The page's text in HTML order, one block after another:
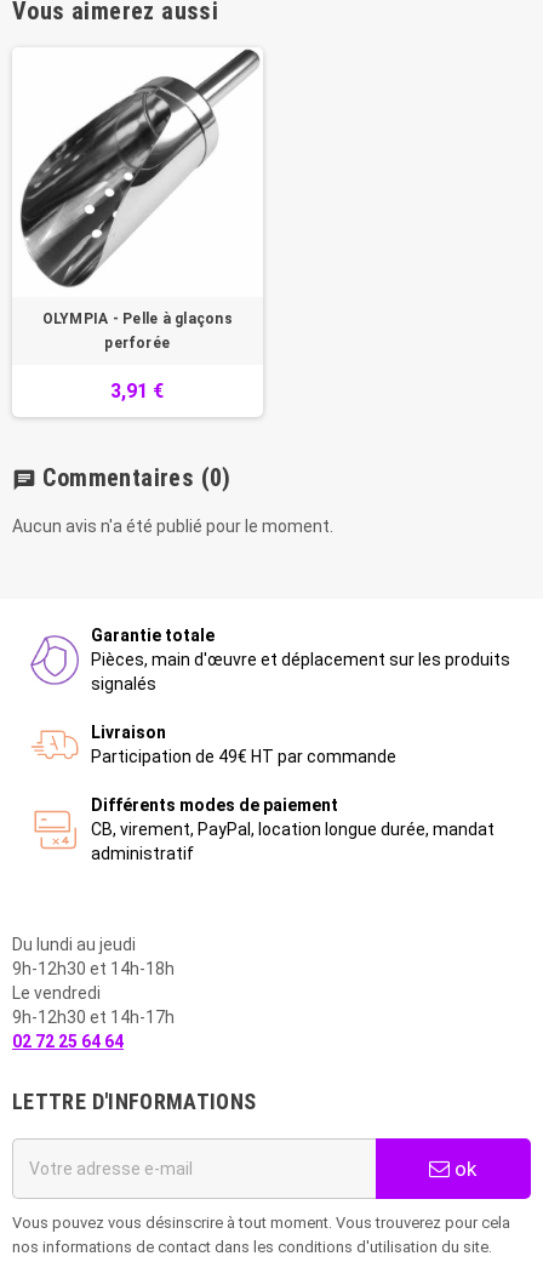
Vous aimerez aussi
OLYMPIA - Pelle à glaçons
perforée
3,91 €
chat Commentaires (0)
Aucun avis n'a été publié pour le moment.
Garantie totale
Pièces, main d'œuvre et déplacement sur les produits
signalés
Livraison
Participation de 49€ HT par commande
Différents modes de paiement
CB, virement, PayPal, location longue durée, mandat
administratif
Du lundi au jeudi
9h-12h30 et 14h-18h
Le vendredi
9h-12h30 et 14h-17h
02 72 25 64 64
LETTRE D'INFORMATIONS
ok
Vous pouvez vous désinscrire à tout moment. Vous trouverez pour cela
nos informations de contact dans les conditions d'utilisation du site.